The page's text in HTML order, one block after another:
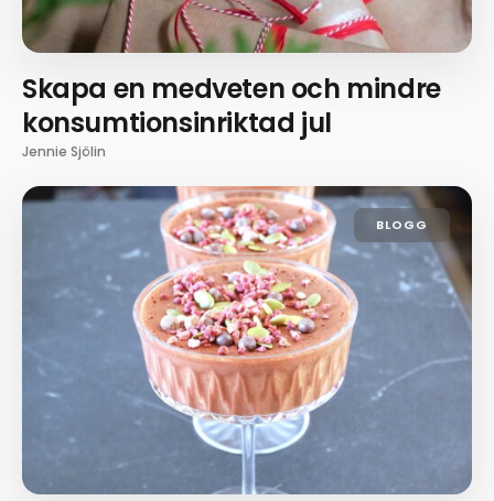
Skapa en medveten och mindre
konsumtionsinriktad jul
Jennie Sjölin
BLOGG